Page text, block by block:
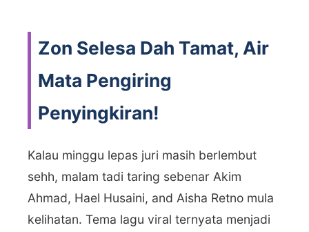
Zon Selesa Dah Tamat, Air
Mata Pengiring
Penyingkiran!
Kalau minggu lepas juri masih berlembut
sehh, malam tadi taring sebenar Akim
Ahmad, Hael Husaini, and Aisha Retno mula
kelihatan. Tema lagu viral ternyata menjadi